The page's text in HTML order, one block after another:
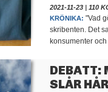
2021-11-23 | 110
KRÖNIKA: "Vad
skribenten. Det
konsumenter
DEBATT:
SLÅR